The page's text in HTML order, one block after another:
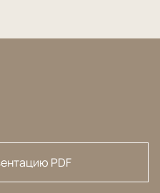
PDF